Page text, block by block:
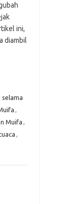
ini,
diambil
selama
,
Muifa ,
,